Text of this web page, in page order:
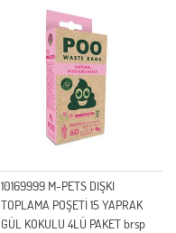
10169999 M-PETS DIŞKI
TOPLAMA POŞETİ 15 YAPRAK
GÜL KOKULU 4LÜ PAKET brsp